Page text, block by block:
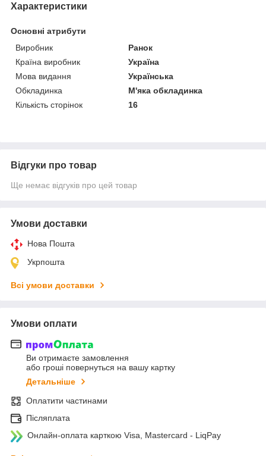
Характеристики
Основні атрибути
Виробник
Ранок
Країна виробник
Україна
Мова видання
Українська
Обкладинка
М'яка обкладинка
Кількість сторінок
16
Відгуки про товар
Ще немає відгуків про цей товар
Умови доставки
Нова Пошта
Укрпошта
Всі умови доставки
Умови оплати
Ви отримаєте замовлення
або гроші повернуться на вашу картку
Детальніше
Оплатити частинами
Післяплата
Онлайн-оплата карткою Visa, Mastercard - LiqPay